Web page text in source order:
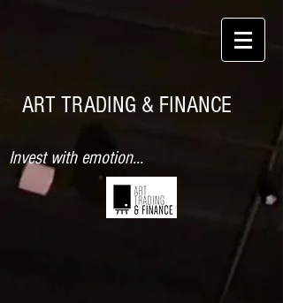
ART TRADING & FINANCE
Invest with emotion...